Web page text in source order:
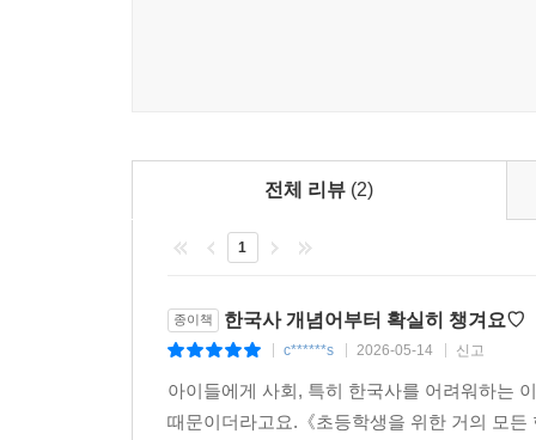
전체 리뷰 (2)
1
종이책 한국사 개념어부터 확실히 챙겨요♡
c******s 2026-05-14 신고
아이들에게 사회, 특히 한국사를 어려워하는
때문이더라고요.《초등학생을 위한 거의 모